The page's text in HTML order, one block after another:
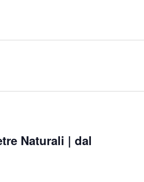
Naturali | dal